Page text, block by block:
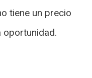
tiene un precio
oportunidad.